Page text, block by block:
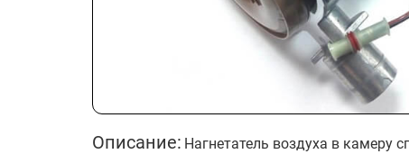
Описание: Нагнетатель воздуха в камеру